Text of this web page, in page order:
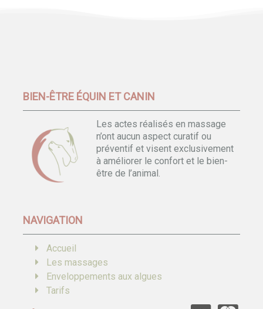
BIEN-ÊTRE ÉQUIN ET CANIN
Les actes réalisés en massage
n’ont aucun aspect curatif ou
préventif et visent exclusivement
à améliorer le confort et le bien-
être de l’animal.
NAVIGATION
Accueil
Les massages
Enveloppements aux algues
Tarifs